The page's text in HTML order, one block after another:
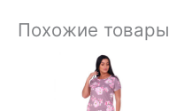
Похожие товары